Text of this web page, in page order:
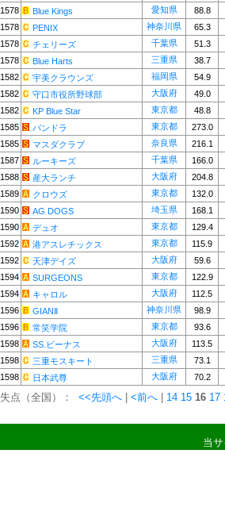
1578
Blue Kings 愛知県
88.8
1578
PENIX 神奈川県
65.3
1578
チェリーズ 千葉県
51.3
1578
Blue Harts 三重県
38.7
1582
宇美クラウンズ 福岡県
54.9
1582
守口市役所野球部 大阪府
49.0
1582
KP Blue Star 東京都
48.8
1585
パンドラ 東京都
273.0
1585
マスダクラブ 奈良県
216.1
1587
ルーキーズ 千葉県
166.0
1588
産大ランチ 大阪府
204.8
1589
クロウズ 東京都
132.0
1590
AG DOGS 埼玉県
168.1
1590
デュオ 東京都
129.4
1592
港アスレチックス 東京都
115.9
1592
天津デイズ 大阪府
59.6
1594
SURGEONS 東京都
122.9
1594
キャロル 大阪府
112.5
1596
GIANⅡ 神奈川県
98.9
1596
常笑学院 東京都
93.6
1598
SS.ビーナス 大阪府
113.5
1598
三重モスキート 三重県
73.1
1598
日本武尊 大阪府 70.2
失点（全国）： <<先頭へ <前へ 14 15 16 17
当